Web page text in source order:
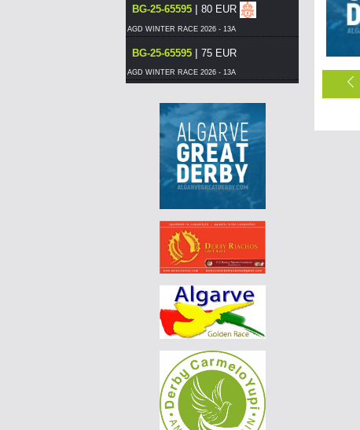
BG-25-65595 | 80 EUR
AGD WINTER RACE 2026 - 13A
BG-25-65595 | 75 EUR
AGD WINTER RACE 2026 - 13A
AGD WINTER RACE 2026 - 13B
PT-6066307-26|60 EUR
DERBY BORRACHOS 2026 - 3A
PT-6304623-26|55 EUR
DE-25-09521-124|85 EUR
AGD WINTER RACE 2026 - 13C
DE-25-09521-124|80 EUR
AGD WINTER RACE 2026 - 13C
BG-25-65595 |70 EUR
AGD WINTER RACE 2026 - 13A
PT26-6007328| 65 EUR
LUÍS MORAIS RACING PIGEONS
PT26-6007322|65 EUR
LUÍS MORAIS RACING PIGEONS